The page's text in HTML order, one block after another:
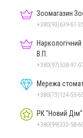
Зоомагазин
+380(93)639-61-
В.П.
+380(97)538-97-
Мережа
+380(73)124-55-
РК "Новий Дім"
+380(99)333-58-